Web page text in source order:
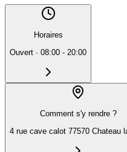
Horaires
Ouvert · 08:00 - 20:00
Comment s'y rendre ?
4 rue cave calot 77570 Chateau